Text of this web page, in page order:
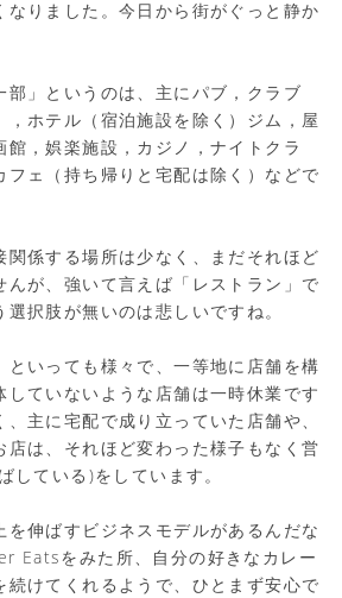
なりました。今日から街がぐっと静か
部」というのは、主にパブ，クラブ
，ホテル（宿泊施設を除く）ジム，屋
館，娯楽施設，カジノ，ナイトクラ
フェ（持ち帰りと宅配は除く）などで
関係する場所は少なく、まだそれほど
んが、強いて言えば「レストラン」で
択肢が無いのは悲しいですね。
といっても様々で、一等地に店舗を構
していないような店舗は一時休業です
主に宅配で成り立っていた店舗や、
店は、それほど変わった様子もなく営
している)をしています。
を伸ばすビジネスモデルがあるんだな
Eatsをみた所、自分の好きなカレー
続けてくれるようで、ひとまず安心で